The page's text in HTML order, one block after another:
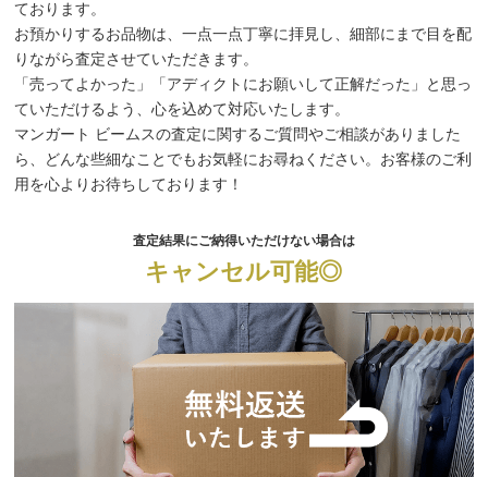
ております。
お預かりするお品物は、一点一点丁寧に拝見し、細部にまで目を配
りながら査定させていただきます。
「売ってよかった」「アディクトにお願いして正解だった」と思っ
ていただけるよう、心を込めて対応いたします。
マンガート ビームスの査定に関するご質問やご相談がありました
ら、どんな些細なことでもお気軽にお尋ねください。お客様のご利
用を心よりお待ちしております！
査定結果にご納得いただけない場合は
キャンセル可能◎